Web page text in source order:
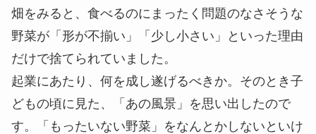
畑をみると、食べるのにまったく問題のなさそうな
野菜が「形が不揃い」「少し小さい」といった理由
だけで捨てられていました。
起業にあたり、何を成し遂げるべきか。そのとき子
どもの頃に見た、「あの風景」を思い出したので
す。「もったいない野菜」をなんとかしないといけ